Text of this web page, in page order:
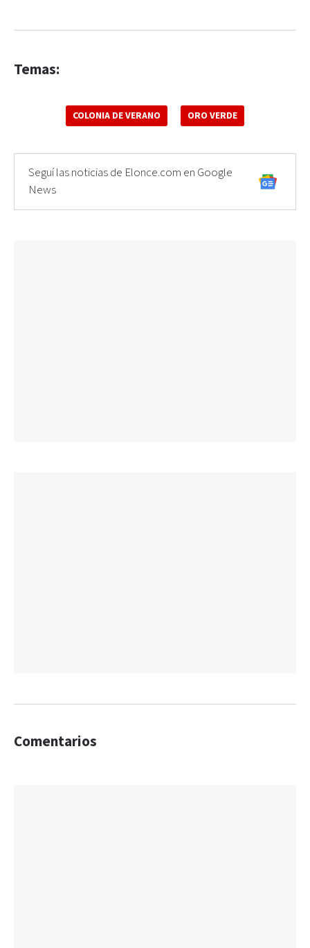
Temas:
COLONIA DE VERANO ORO VERDE
Seguí las noticias de Elonce.com en Google
News
Comentarios